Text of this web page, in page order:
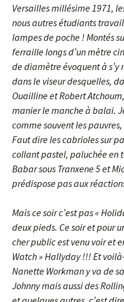
Versailles millésime 1971,
nous autres étudiants
lampes de poche ! Montés
ferraille longs d’un mètre
de diamètre évoquent à
dans le viseur desquelles,
Ouailline et Robert
manier le manche à balai.
comme souvent les
Faut dire les cabrioles sur
collant pastel, paluchée en
Babar sous Tranxene 5 et
prédispose pas aux
Mais ce soir c’est pas «
deux pieds. Ce soir et pour
cher public est venu voir et
Watch » Hallyday !!! Et
Nanette Workman y va de
Johnny mais aussi des